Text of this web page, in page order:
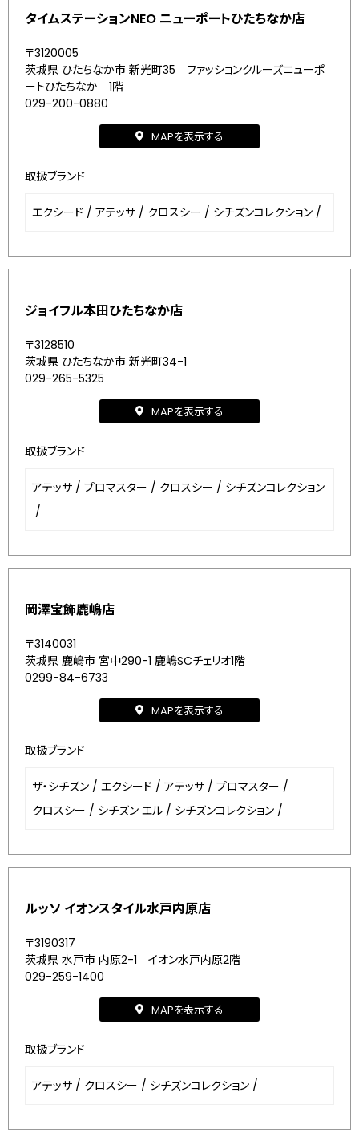
タイムステーションNEO ニューポートひたちなか店
〒3120005
茨城県 ひたちなか市 新光町35 ファッションクルーズニューポ
ートひたちなか 1階
029-200-0880
MAPを表示する
取扱ブランド
エクシード / アテッサ / クロスシー / シチズンコレクション /
ジョイフル本田ひたちなか店
〒3128510
茨城県 ひたちなか市 新光町34-1
029-265-5325
MAPを表示する
取扱ブランド
アテッサ / プロマスター / クロスシー / シチズンコレクション
/
岡澤宝飾鹿嶋店
〒3140031
茨城県 鹿嶋市 宮中290-1 鹿嶋SCチェリオ1階
0299-84-6733
MAPを表示する
取扱ブランド
ザ・シチズン / エクシード / アテッサ / プロマスター /
クロスシー / シチズン エル / シチズンコレクション /
ルッソ イオンスタイル水戸内原店
〒3190317
茨城県 水戸市 内原2-1 イオン水戸内原2階
029-259-1400
MAPを表示する
取扱ブランド
アテッサ / クロスシー / シチズンコレクション /